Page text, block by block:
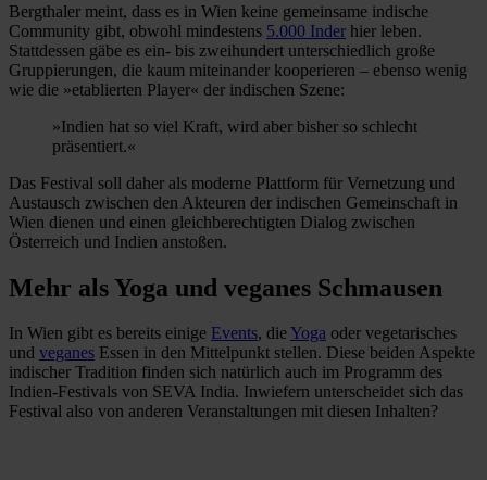
Bergthaler meint, dass es in Wien keine gemeinsame indische
Community gibt, obwohl mindestens 5.000 Inder hier leben.
Stattdessen gäbe es ein- bis zweihundert unterschiedlich große
Gruppierungen, die kaum miteinander kooperieren – ebenso wenig
wie die »etablierten Player« der indischen Szene:
»Indien hat so viel Kraft, wird aber bisher so schlecht
präsentiert.«
Das Festival soll daher als moderne Plattform für Vernetzung und
Austausch zwischen den Akteuren der indischen Gemeinschaft in
Wien dienen und einen gleichberechtigten Dialog zwischen
Österreich und Indien anstoßen.
Mehr als Yoga und veganes Schmausen
In Wien gibt es bereits einige Events, dieYoga oder vegetarisches
und veganes Essen in den Mittelpunkt stellen. Diese beiden Aspekte
indischer Tradition finden sich natürlich auch im Programm des
Indien-Festivals von SEVA India. Inwiefern unterscheidet sich das
Festival also von anderen Veranstaltungen mit diesen Inhalten?